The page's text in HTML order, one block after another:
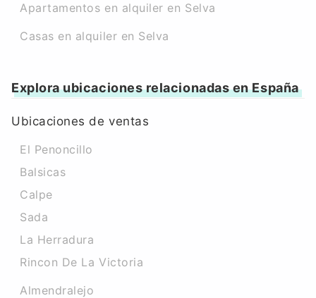
Apartamentos en alquiler en Selva
Casas en alquiler en Selva
Explora ubicaciones relacionadas en España
Ubicaciones de ventas
El Penoncillo
Balsicas
Calpe
Sada
La Herradura
Rincon De La Victoria
Almendralejo